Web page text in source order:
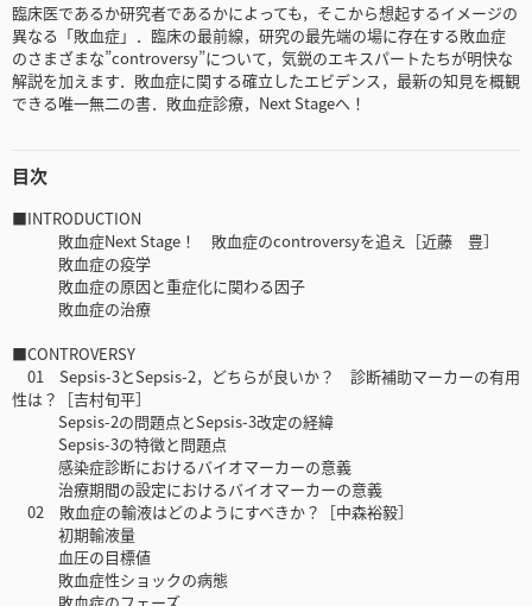
臨床医であるか研究者であるかによっても，そこから想起するイメージの
異なる「敗血症」．臨床の最前線，研究の最先端の場に存在する敗血症
のさまざまな”controversy”について，気鋭のエキスパートたちが明快な
解説を加えます．敗血症に関する確立したエビデンス，最新の知見を概観
できる唯一無二の書．敗血症診療，Next Stageへ！
目次
■INTRODUCTION
敗血症Next Stage！ 敗血症のcontroversyを追え［近藤 豊］
敗血症の疫学
敗血症の原因と重症化に関わる因子
敗血症の治療
■CONTROVERSY
01 Sepsis-3とSepsis-2，どちらが良いか？ 診断補助マーカーの有用
性は？［吉村旬平］
Sepsis-2の問題点とSepsis-3改定の経緯
Sepsis-3の特徴と問題点
感染症診断におけるバイオマーカーの意義
治療期間の設定におけるバイオマーカーの意義
02 敗血症の輸液はどのようにすべきか？［中森裕毅］
初期輸液量
血圧の目標値
敗血症性ショックの病態